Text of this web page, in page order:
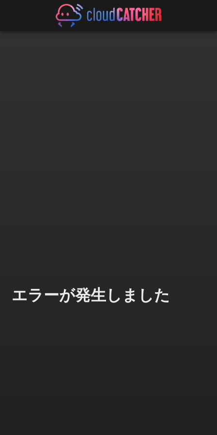
エラーが発生しました